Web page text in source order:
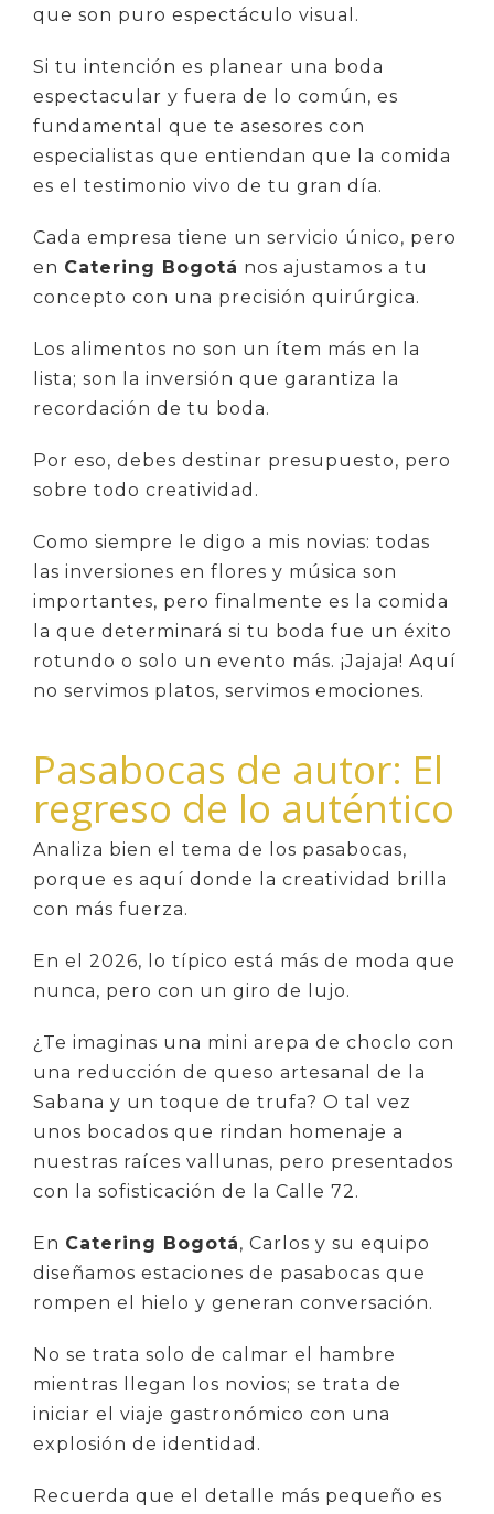
que son puro espectáculo visual.
Si tu intención es planear una boda
espectacular y fuera de lo común, es
fundamental que te asesores con
especialistas que entiendan que la comida
es el testimonio vivo de tu gran día.
Cada empresa tiene un servicio único, pero
en Catering Bogotá nos ajustamos a tu
concepto con una precisión quirúrgica.
Los alimentos no son un ítem más en la
lista; son la inversión que garantiza la
recordación de tu boda.
Por eso, debes destinar presupuesto, pero
sobre todo creatividad.
Como siempre le digo a mis novias: todas
las inversiones en flores y música son
importantes, pero finalmente es la comida
la que determinará si tu boda fue un éxito
rotundo o solo un evento más. ¡Jajaja! Aquí
no servimos platos, servimos emociones.
Pasabocas de autor: El
regreso de lo auténtico
Analiza bien el tema de los pasabocas,
porque es aquí donde la creatividad brilla
con más fuerza.
En el 2026, lo típico está más de moda que
nunca, pero con un giro de lujo.
¿Te imaginas una mini arepa de choclo con
una reducción de queso artesanal de la
Sabana y un toque de trufa? O tal vez
unos bocados que rindan homenaje a
nuestras raíces vallunas, pero presentados
con la sofisticación de la Calle 72.
En Catering Bogotá, Carlos y su equipo
diseñamos estaciones de pasabocas que
rompen el hielo y generan conversación.
No se trata solo de calmar el hambre
mientras llegan los novios; se trata de
iniciar el viaje gastronómico con una
explosión de identidad.
Recuerda que el detalle más pequeño es